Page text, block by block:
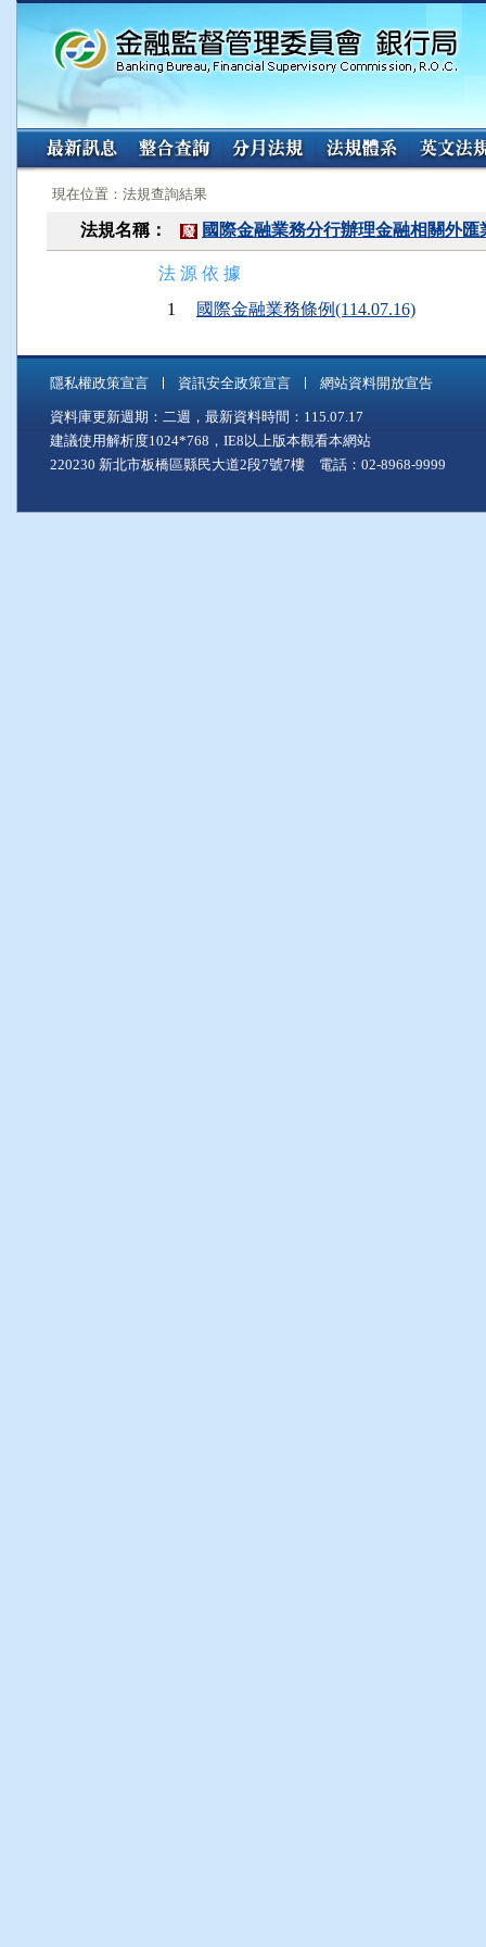
:::
現在位置：法規查詢結果
法規名稱： 廢 國際金融業務分行辦理金融相關外
法 源 依 據
1
國際金融業務條例(114.07.16)
隱私權政策宣言 資訊安全政策宣言 網站資料開放宣告
資料庫更新週期：二週，最新資料時間：115.07.17
建議使用解析度1024*768，IE8以上版本觀看本網站
220230 新北市板橋區縣民大道2段7號7樓 電話：02-8968-9999